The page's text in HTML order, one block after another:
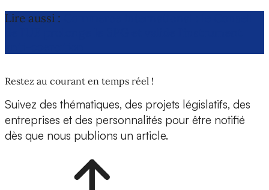
Lire aussi :
Restez au courant en temps réel !
Suivez des thématiques, des projets législatifs, des
entreprises et des personnalités pour être notifié
dès que nous publions un article.